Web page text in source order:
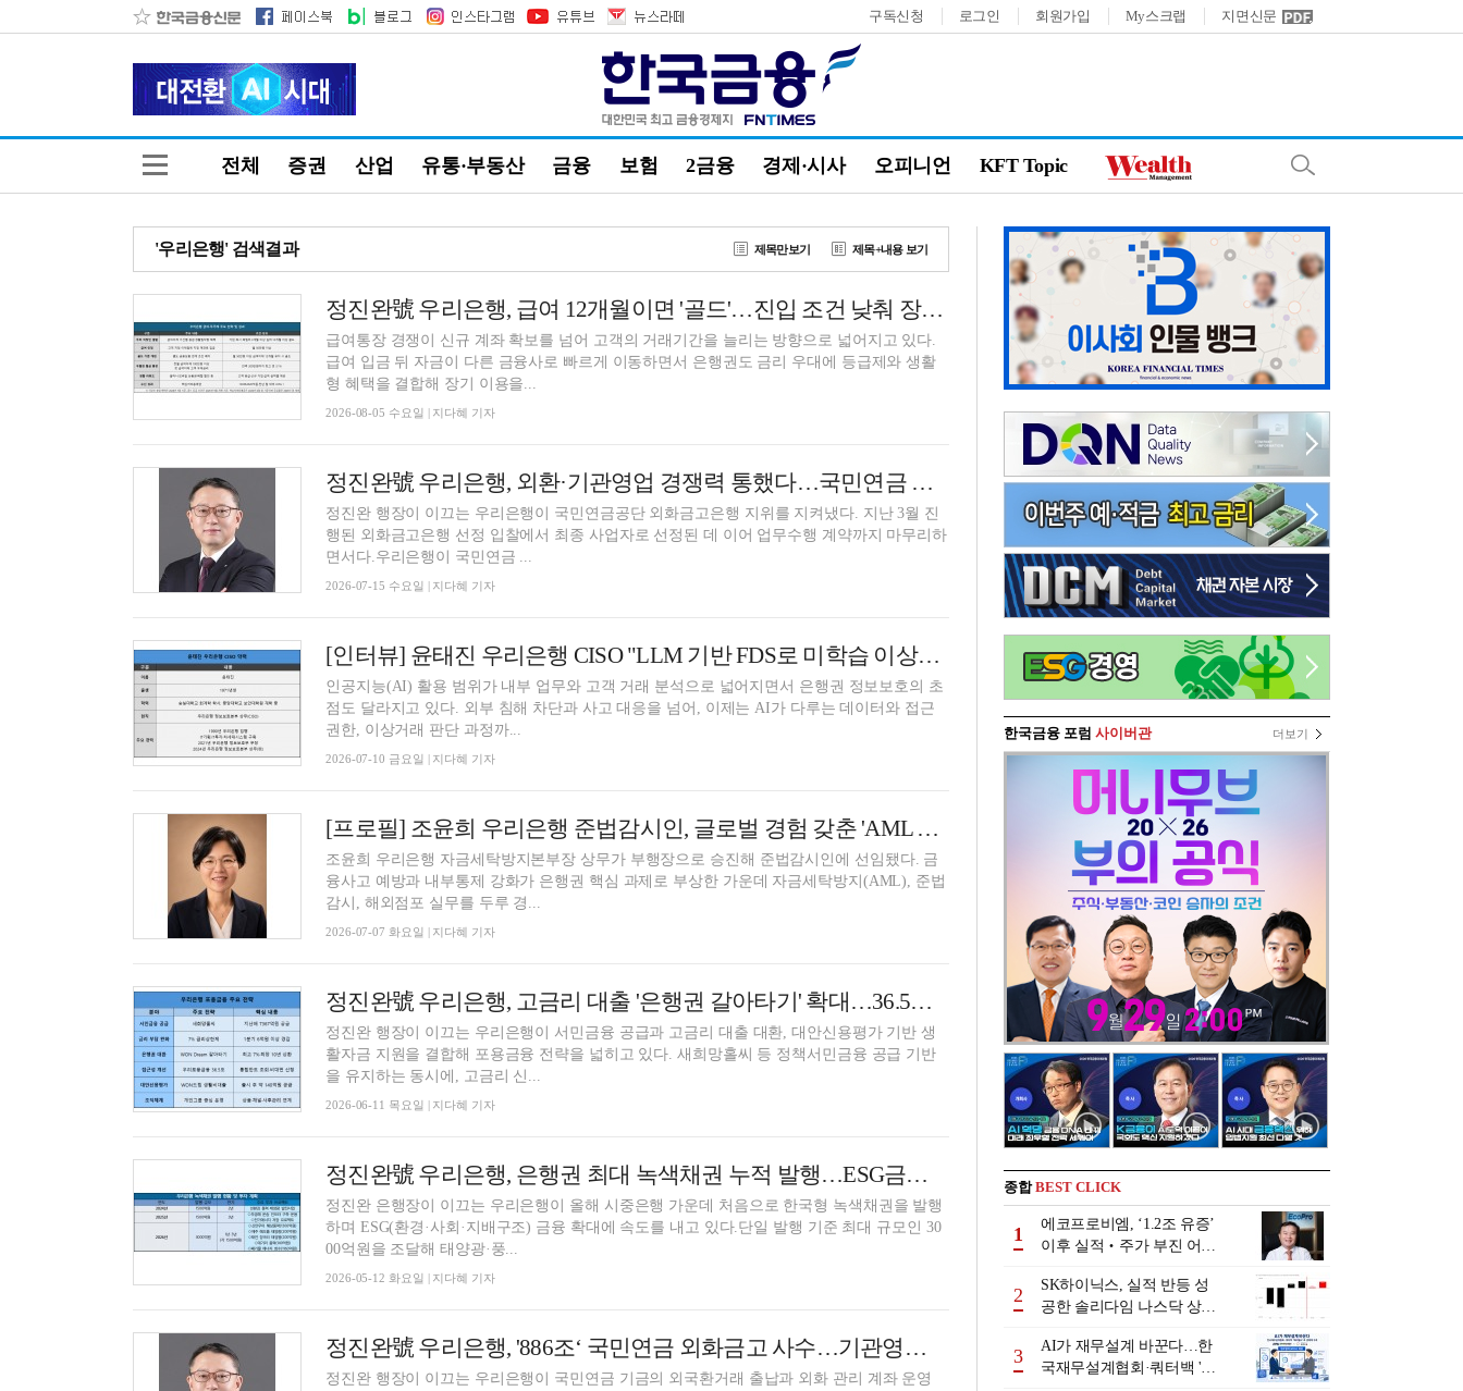
구독신청 로그인 회원가입 My스크랩 지면신문
전체 증권 산업 유통·부동산 금융 보험 2금융 경제·시사 오피니언 KFT Topic
'우리은행' 검색결과 제목만보기 제목+내용 보기
정진완號 우리은행, 급여 12개월이면 '골드'…진입 조건 낮춰 장기거래 락인 [은행권 머니무브 대응 전략]
급여통장 경쟁이 신규 계좌 확보를 넘어 고객의 거래기간을 늘리는 방향으로 넓어지고 있다.
급여 입금 뒤 자금이 다른 금융사로 빠르게 이동하면서 은행권도 금리 우대에 등급제와 생활
형 혜택을 결합해 장기 이용을...
2026-08-05 수요일 | 지다혜 기자
정진완號 우리은행, 외환·기관영업 경쟁력 통했다…국민연금 외화금고 수성 [은행권 금고 경쟁]
정진완 행장이 이끄는 우리은행이 국민연금공단 외화금고은행 지위를 지켜냈다. 지난 3월 진
행된 외화금고은행 선정 입찰에서 최종 사업자로 선정된 데 이어 업무수행 계약까지 마무리하
면서다.우리은행이 국민연금 ...
2026-07-15 수요일 | 지다혜 기자
[인터뷰] 윤태진 우리은행 CISO "LLM 기반 FDS로 미학습 이상거래 탐지" [2026 은행권 보안 전략 ⑤]
인공지능(AI) 활용 범위가 내부 업무와 고객 거래 분석으로 넓어지면서 은행권 정보보호의 초
점도 달라지고 있다. 외부 침해 차단과 사고 대응을 넘어, 이제는 AI가 다루는 데이터와 접근
권한, 이상거래 판단 과정까...
2026-07-10 금요일 | 지다혜 기자
[프로필] 조윤희 우리은행 준법감시인, 글로벌 경험 갖춘 'AML 전문가'
조윤희 우리은행 자금세탁방지본부장 상무가 부행장으로 승진해 준법감시인에 선임됐다. 금
융사고 예방과 내부통제 강화가 은행권 핵심 과제로 부상한 가운데 자금세탁방지(AML), 준법
감시, 해외점포 실무를 두루 경...
2026-07-07 화요일 | 지다혜 기자
정진완號 우리은행, 고금리 대출 '은행권 갈아타기' 확대…36.5도 플랫폼 가동 [은행권 포용금융 강화 전략]
정진완 행장이 이끄는 우리은행이 서민금융 공급과 고금리 대출 대환, 대안신용평가 기반 생
활자금 지원을 결합해 포용금융 전략을 넓히고 있다. 새희망홀씨 등 정책서민금융 공급 기반
을 유지하는 동시에, 고금리 신...
2026-06-11 목요일 | 지다혜 기자
정진완號 우리은행, 은행권 최대 녹색채권 누적 발행…ESG금융 선도 강화 [은행은 지금]
정진완 은행장이 이끄는 우리은행이 올해 시중은행 가운데 처음으로 한국형 녹색채권을 발행
하며 ESG(환경·사회·지배구조) 금융 확대에 속도를 내고 있다.단일 발행 기준 최대 규모인 30
00억원을 조달해 태양광·풍...
2026-05-12 화요일 | 지다혜 기자
정진완號 우리은행, '886조‘ 국민연금 외화금고 사수…기관영업력 입증 [은행권 금고 쟁탈전]
정진완 행장이 이끄는 우리은행이 국민연금 기금의 외국환거래 출납과 외화 관리 계좌 운영
한국금융 포럼 사이버관 더보기
종합BEST CLICK
1
에코프로비엠, ‘1.2조 유증’
이후 실적‧주가 부진 어쩌
2
SK하이닉스, 실적 반등 성
공한 솔리다임 나스닥 상장
3
AI가 재무설계 바꾼다…한
국재무설계협회·쿼터백 '베